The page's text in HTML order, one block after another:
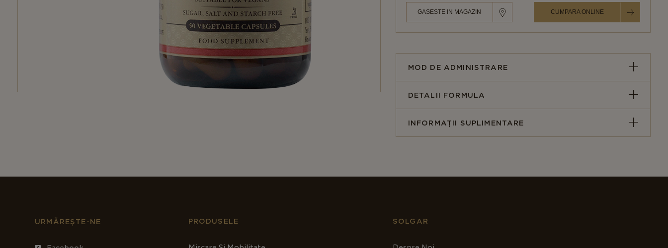
ouăle, brânza și leguminoasele.
Notificare AA8387/2015
GASESTE IN MAGAZIN CUMPARA ONLINE
MOD DE ADMINISTRARE
DETALII FORMULA
INFORMAȚII SUPLIMENTARE
URMĂREȘTE-NE PRODUSELE SOLGAR